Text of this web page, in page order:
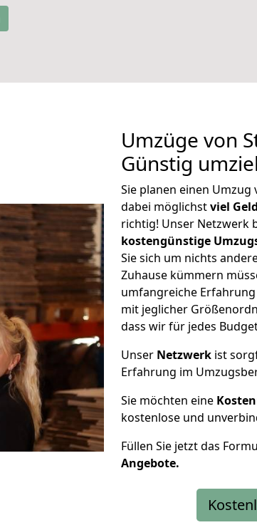
Umzüge von
Günstig
Sie planen einen
dabei möglichstviel
richtig! Unser Netzwerk
kostengünstige
Sie sich um nichts
Zuhause kümmern
umfangreiche
mit jeglicher
dass wir für jedes
Unser Netzwerk ist
Erfahrung im
Sie möchten eine
kostenlose und
Füllen Sie jetzt das
Angebote.